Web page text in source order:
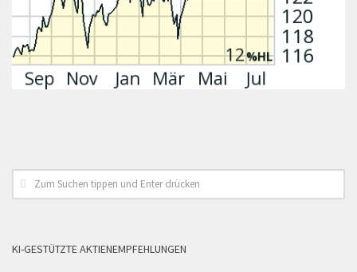
KI-GESTÜTZTE AKTIENEMPFEHLUNGEN